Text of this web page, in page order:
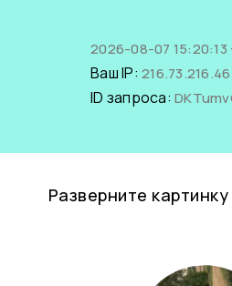
2026-08-07 15:20:13
Ваш IP: 216.73.216.46
ID запроса:
Разверните